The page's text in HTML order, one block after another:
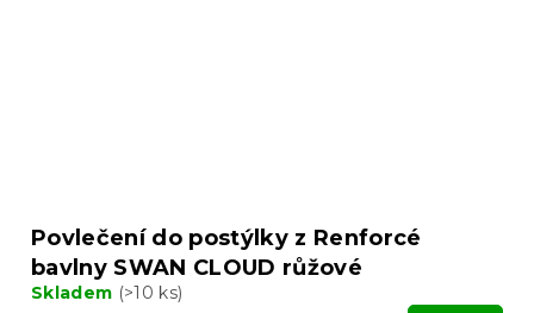
Povlečení do postýlky z Renforcé
bavlny SWAN CLOUD růžové
Skladem (>10 ks)